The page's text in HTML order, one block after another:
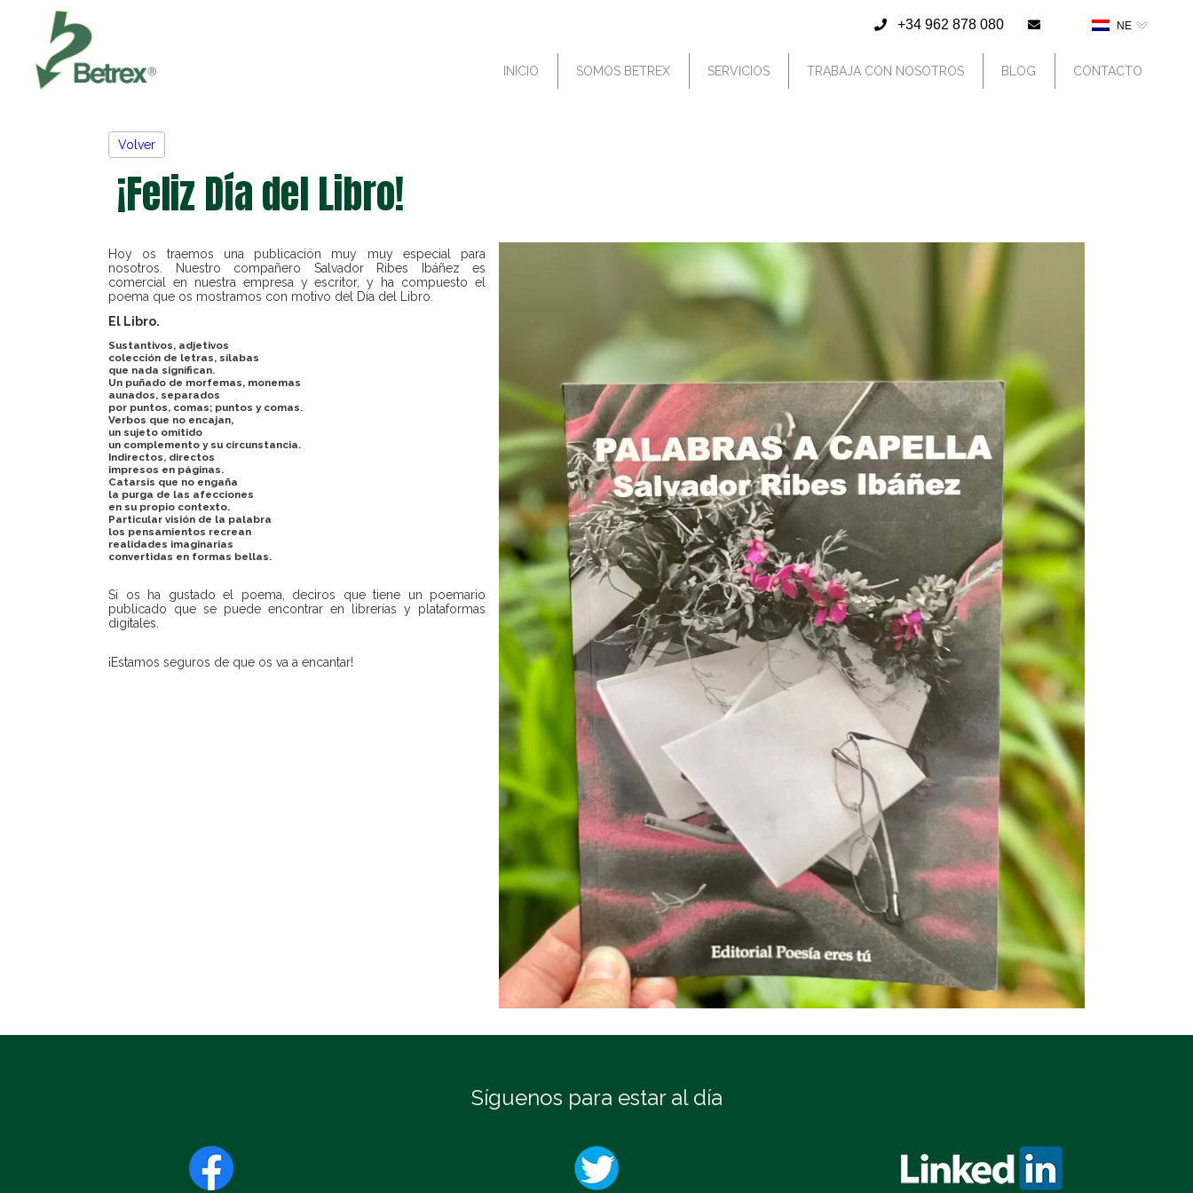
+34 962 878 080 NE
INICIO SOMOS BETREX SERVICIOS TRABAJA CON NOSOTROS BLOG CONTACTO
Volver
¡Feliz Día del Libro!
Hoy os traemos una publicación muy muy especial para
nosotros. Nuestro compañero Salvador Ribes Ibáñez es
comercial en nuestra empresa y escritor, y ha compuesto el
poema que os mostramos con motivo del Día del Libro.
El Libro.
Sustantivos, adjetivos
colección de letras, sílabas
que nada significan.
Un puñado de morfemas, monemas
aunados, separados
por puntos, comas; puntos y comas.
Verbos que no encajan,
un sujeto omitido
un complemento y su circunstancia.
Indirectos, directos
impresos en páginas.
Catarsis que no engaña
la purga de las afecciones
en su propio contexto.
Particular visión de la palabra
los pensamientos recrean
realidades imaginarias
convertidas en formas bellas.
Si os ha gustado el poema, deciros que tiene un poemario
publicado que se puede encontrar en librerías y plataformas
digitales.
¡Estamos seguros de que os va a encantar!
Síguenos para estar al día